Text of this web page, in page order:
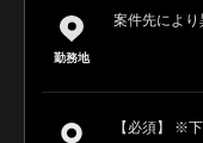
勤務地
案件先により
【必須】 ※